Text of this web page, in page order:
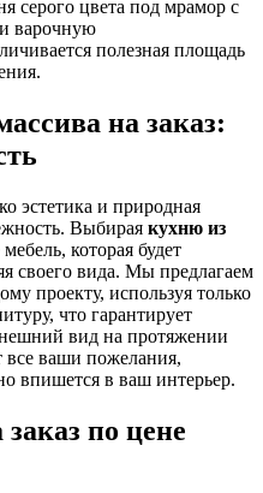
серого цвета под мрамор с
варочную
полезная площадь
на заказ:
эстетика и природная
Выбирая кухню из
которая будет
своего вида. Мы предлагаем
проекту, используя только
что гарантирует
вид на протяжении
все ваши пожелания,
впишется в ваш интерьер.
по цене